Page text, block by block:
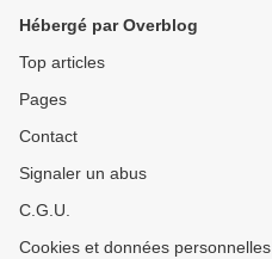
Hébergé par Overblog
Top articles
Pages
Contact
Signaler un abus
C.G.U.
Cookies et données personnelles